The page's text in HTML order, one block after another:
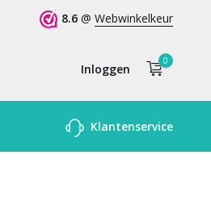
8.6 @ Webwinkelkeur
Inloggen
Account
0
Klantenservice